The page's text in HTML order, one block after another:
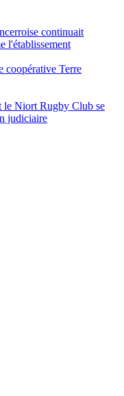
continuait
l'établissement
coopérative Terre
le Niort Rugby Club se
judiciaire